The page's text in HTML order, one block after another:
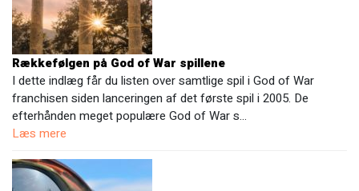
Rækkefølgen på God of War spillene
I dette indlæg får du listen over samtlige spil i God of War
franchisen siden lanceringen af det første spil i 2005. De
efterhånden meget populære God of War s…
Læs mere